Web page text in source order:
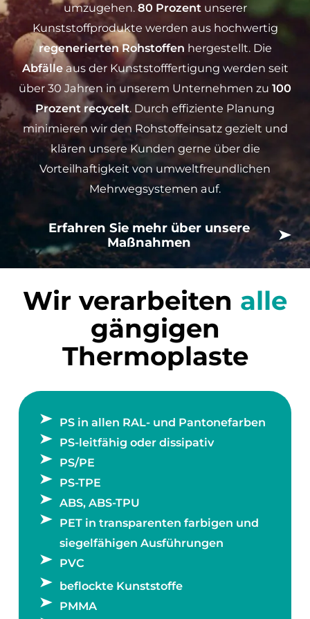
umzugehen. 80 Prozentunserer
Kunststoffprodukte werden aus hochwertig
regenerierten Rohstoffen hergestellt. Die
Abfälleaus der Kunststofffertigung werden seit
über 30 Jahren in unserem Unternehmen zu 100
Prozent recycelt. Durch effiziente Planung
minimieren wir den Rohstoffeinsatz gezielt und
klären unsere Kunden gerne über die
Vorteilhaftigkeit von umweltfreundlichen
Mehrwegsystemen auf.
Erfahren Sie mehr über unsere
Maßnahmen
Wir verarbeiten alle
gängigen
Thermoplaste
PS in allen RAL- und Pantonefarben
PS-leitfähig oder dissipativ
PS/PE
PS-TPE
ABS, ABS-TPU
PET in transparenten farbigen und
siegelfähigen Ausführungen
PVC
beflockte Kunststoffe
PMMA